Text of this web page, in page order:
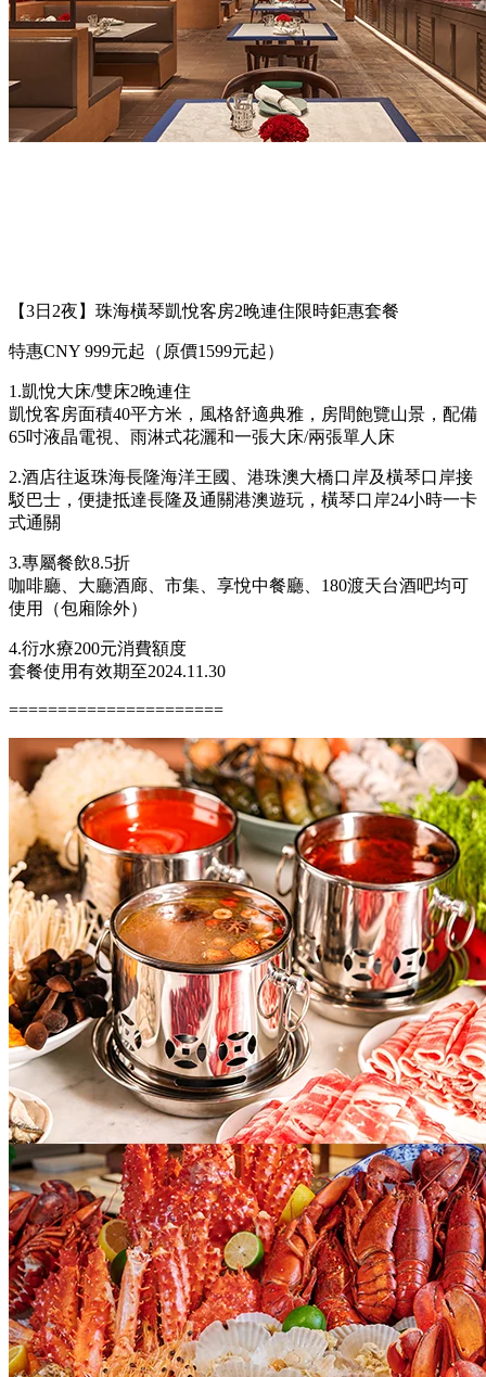
【3日2夜】珠海橫琴凱悅客房2晚連住限時鉅惠套餐
特惠CNY 999元起（原價1599元起）
1.凱悅大床/雙床2晚連住
凱悅客房面積40平方米，風格舒適典雅，房間飽覽山景，配備
65吋液晶電視、雨淋式花灑和一張大床/兩張單人床
2.酒店往返珠海長隆海洋王國、港珠澳大橋口岸及橫琴口岸接
駁巴士，便捷抵達長隆及通關港澳遊玩，橫琴口岸24小時一卡
式通關
3.專屬餐飲8.5折
咖啡廳、大廳酒廊、市集、享悅中餐廳、180渡天台酒吧均可
使用（包廂除外）
4.衍水療200元消費額度
套餐使用有效期至2024.11.30
======================